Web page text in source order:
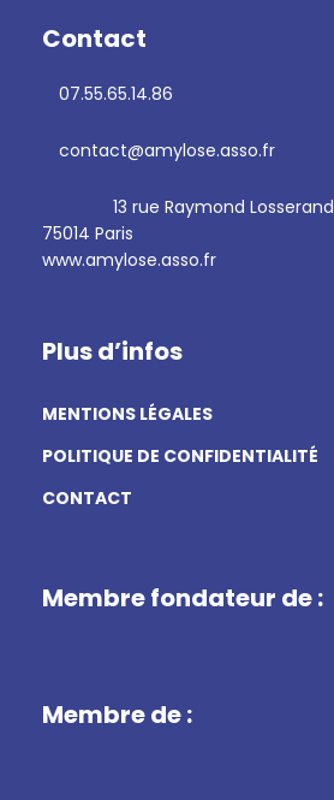
Contact
07.55.65.14.86
contact@amylose.asso.fr
13 rue Raymond Losserand
75014 Paris
www.amylose.asso.fr
Plus d’infos
MENTIONS LÉGALES
POLITIQUE DE CONFIDENTIALITÉ
CONTACT
Membre fondateur de :
Membre de :